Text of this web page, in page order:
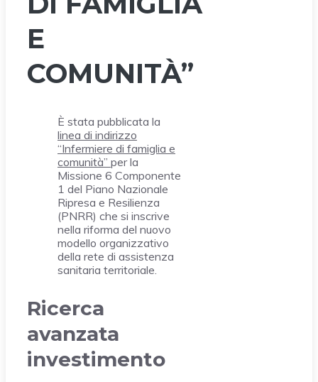
E
COMUNITÀ”
È stata pubblicata la
linea di indirizzo
“Infermiere di famiglia e
comunità” per la
Missione 6 Componente
1 del Piano Nazionale
Ripresa e Resilienza
(PNRR) che si inscrive
nella riforma del nuovo
modello organizzativo
della rete di assistenza
sanitaria territoriale.
Ricerca
avanzata
investimento